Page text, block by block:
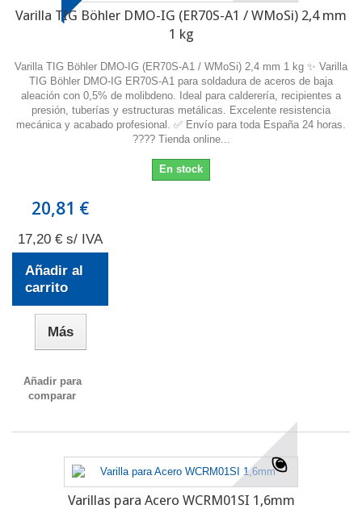
Varilla TIG Böhler DMO-IG (ER70S-A1 / WMoSi) 2,4 mm
1 kg
Varilla TIG Böhler DMO-IG (ER70S-A1 / WMoSi) 2,4 mm 1 kg ✨ Varilla
TIG Böhler DMO-IG ER70S-A1 para soldadura de aceros de baja
aleación con 0,5% de molibdeno. Ideal para calderería, recipientes a
presión, tuberías y estructuras metálicas. Excelente resistencia
mecánica y acabado profesional. ✅ Envío para toda España 24 horas.
???? Tienda online...
En stock
20,81 €
17,20 € s/ IVA
Añadir al
carrito
Más
Añadir para
comparar
Varillas para Acero WCRM01SI 1,6mm